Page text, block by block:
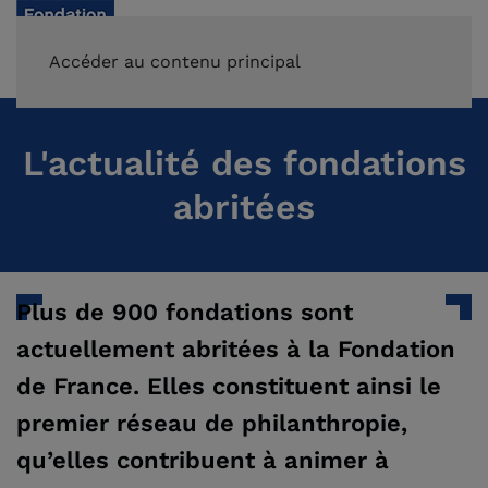
Accéder au contenu principal
L'actualité des fondations
abritées
Plus de 900 fondations sont
actuellement abritées à la Fondation
de France. Elles constituent ainsi le
premier réseau de philanthropie,
qu’elles contribuent à animer à